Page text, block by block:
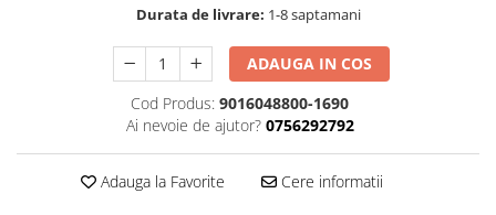
Durata de livrare: 1-8 saptamani
ADAUGA IN COS
Cod Produs: 9016048800-1690
Ai nevoie de ajutor? 0756292792
Adauga la Favorite Cere informatii